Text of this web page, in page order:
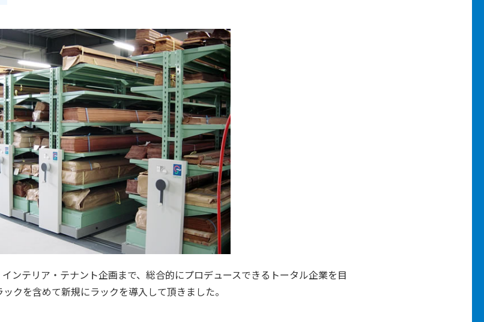
ンテリア・テナント企画まで、総合的にプロデュースできるトータル企業を目
クを含めて新規にラックを導入して頂きました。